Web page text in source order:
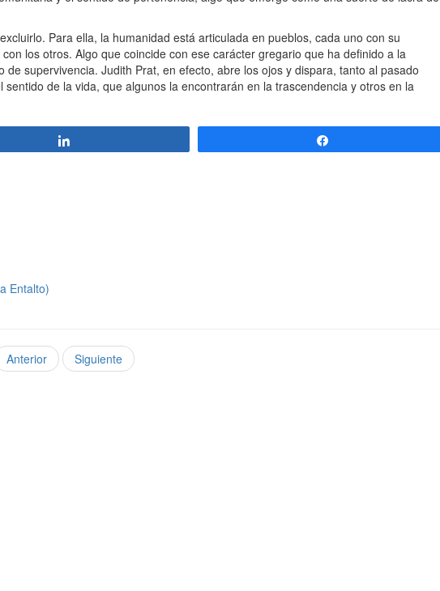
Para ella, la humanidad está articulada en pueblos, cada uno con su
los otros. Algo que coincide con ese carácter gregario que ha definido a la
supervivencia. Judith Prat, en efecto, abre los ojos y dispara, tanto al pasado
de la vida, que algunos la encontrarán en la trascendencia y otros en la
Entalto)
Anterior Siguiente